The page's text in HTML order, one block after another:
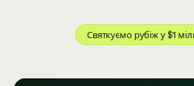
Святкуємо рубіж у $1